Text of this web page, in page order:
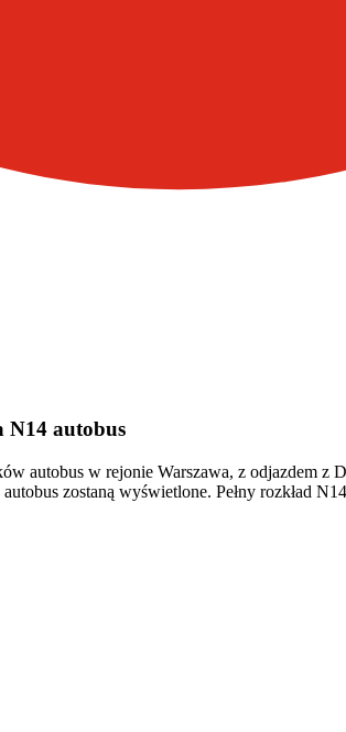
N14 autobus
autobus w rejonie Warszawa, z odjazdem
zostaną wyświetlone. Pełny rozkład